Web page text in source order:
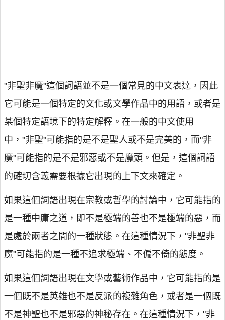
"非聖非魔"這個詞語並不是一個常見的中文表達，因此
它可能是一個特定的文化或文學作品中的用語，或者是
某個特定語境下的特定解釋。在一般的中文使用
中，"非聖"可能指的是不是聖人或不是完美的，而"非
魔"可能指的是不是邪惡或不是魔頭。但是，這個詞語
的確切含義需要根據它出現的上下文來確定。
如果這個詞語出現在宗教或哲學的討論中，它可能指的
是一種中庸之道，即不是極端的善也不是極端的惡，而
是處於兩者之間的一種狀態。在這種情況下，"非聖非
魔"可能指的是一種不追求極端、不偏不倚的態度。
如果這個詞語出現在文學或藝術作品中，它可能指的是
一個既不是英雄也不是反派的複雜角色，或者是一個既
不是神聖也不是邪惡的神秘存在。在這種情況下，"非